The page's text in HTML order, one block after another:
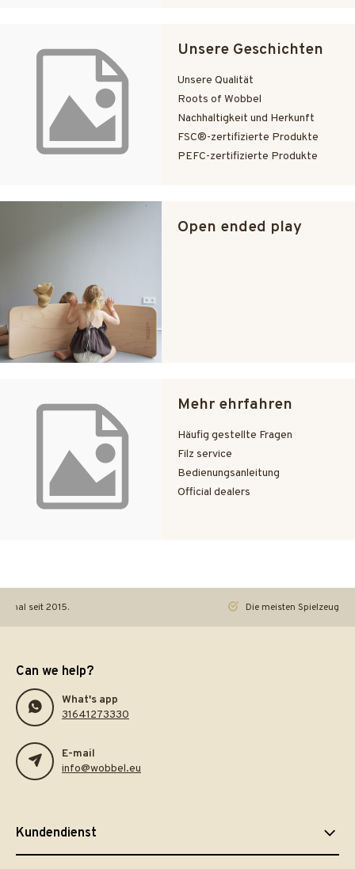
Unsere Geschichten
Unsere Qualität
Roots of Wobbel
Nachhaltigkeit und Herkunft
FSC®-zertifizierte Produkte
PEFC-zertifizierte Produkte
Open ended play
Mehr ehrfahren
Häufig gestellte Fragen
Filz service
Bedienungsanleitung
Official dealers
seit 2015. Die meisten Spielzeuge
Can we help?
What's app
31641273330
E-mail
info@wobbel.eu
Kundendienst